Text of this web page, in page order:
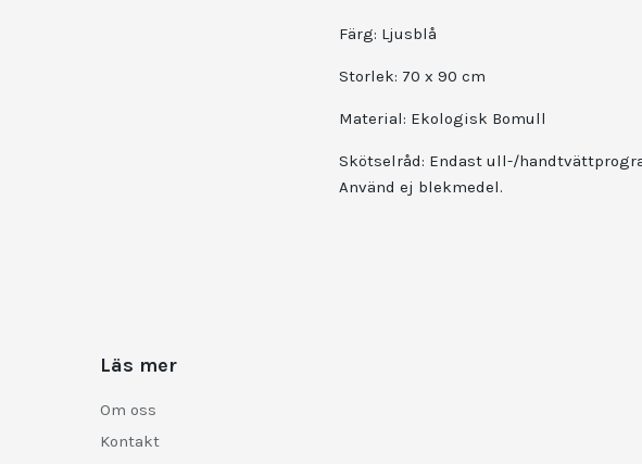
Färg: Ljusblå
Storlek: 70 x 90 cm
Material: Ekologisk Bomull
Skötselråd: Endast ull-/
Använd ej blekmedel.
Läs mer
Om oss
Kontakt